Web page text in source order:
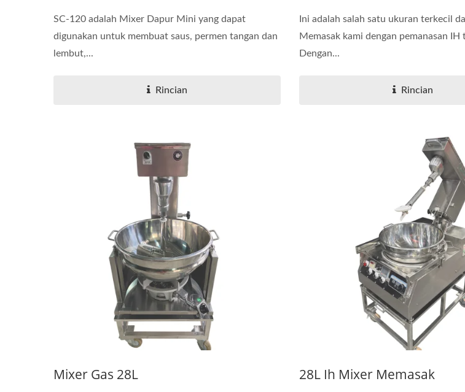
SC-120 adalah Mixer Dapur Mini yang dapat
digunakan untuk membuat saus, permen tangan dan
lembut,...
Rincian
Ini adalah salah satu ukuran terkecil
Memasak kami dengan pemanasan IH
Dengan...
Rincian
Mixer Gas 28L 28L Ih Mixer Memasak